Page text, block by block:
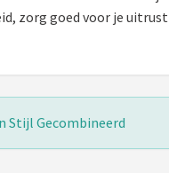
zorg goed voor je
Stijl Gecombineerd